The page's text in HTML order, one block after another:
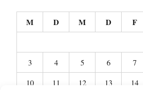
M D M D F
3
4 5 6 7
10
11 12 13 14